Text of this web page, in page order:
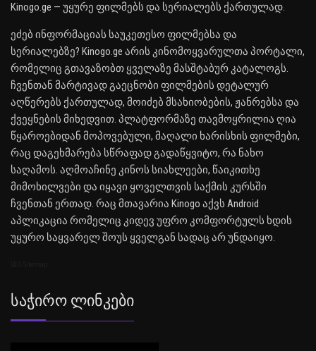
Kinogo.ge — უყურე ფილმებს და სერიალებს ქართულად.
ეძებ ინფორმაციას საუკეთესო ფილმებსა და
სერიალებზე? Kinogo.ge არის კინომოყვარულთა პორტალი,
რომელიც გთავაზობთ ყველაზე მასშტაბურ კატალოგს.
ჩვენთან მარტივად გაეცნობი ფილმების დეტალურ
აღწერებს ქართულად, მოიძებ მსახიობების, ჟანრებსა და
ქვეყნების მიხედვით. პლატფორმაზე თავმოყრილია ღია
წყაროებიდან მოპოვებული, მაღალი ხარისხის ფილმები,
რაც დაგეხმარება სწრაფად გადაწყვიტო, რა ნახო
საღამოს. აღმოაჩინე კინოს სიახლეები, წაიკითხე
მიმოხილვები და იყავი ყოველთვის საქმის კურსში
ჩვენთან ერთად. რაც მთავარია Kinogo აქვს Android
აპლიკაცია რომელიც კიდევ უფრო კომფორტულს ხდის
უყურო საყვარელ შოუს ყველგან სადაც არ უნდაიყო.
Საჭირო Ლინკები